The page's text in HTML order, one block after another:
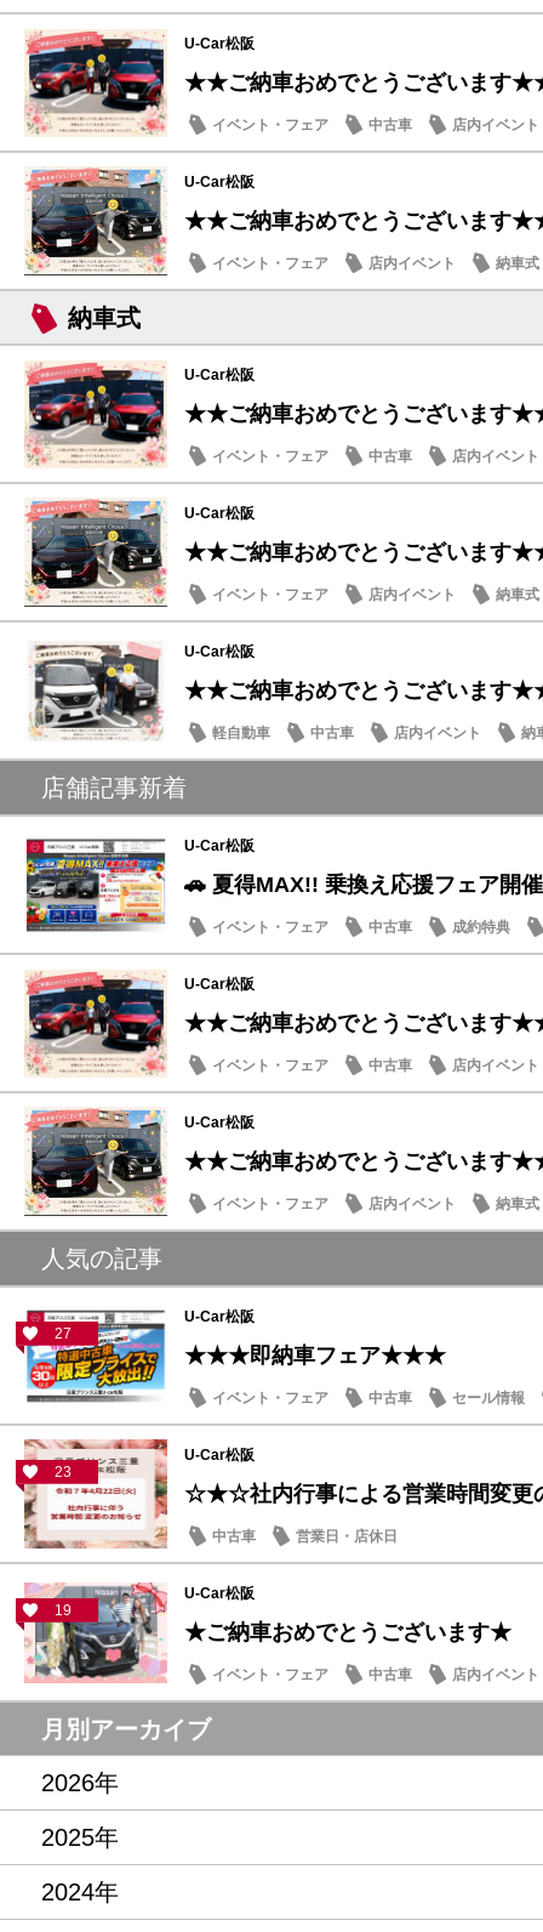
U-Car松阪
★★ご納車おめでとうございます
イベント・フェア 中古車 店内イベント
U-Car松阪
★★ご納車おめでとうございます
イベント・フェア 店内イベント 納車式
納車式
U-Car松阪
★★ご納車おめでとうございます
イベント・フェア 中古車 店内イベント
U-Car松阪
★★ご納車おめでとうございます
イベント・フェア 店内イベント 納車式
U-Car松阪
★★ご納車おめでとうございます
軽自動車 中古車 店内イベント 納
店舗記事新着
U-Car松阪
🚗 夏得MAX!! 乗換え応援フェア開
イベント・フェア 中古車 成約特典
U-Car松阪
★★ご納車おめでとうございます
イベント・フェア 中古車 店内イベント
U-Car松阪
★★ご納車おめでとうございます
イベント・フェア 店内イベント 納車式
人気の記事
27
U-Car松阪
★★★即納車フェア★★★
イベント・フェア 中古車 セール情報
23
U-Car松阪
☆★☆社内行事による営業時間変
中古車 営業日・店休日
19
U-Car松阪
★ご納車おめでとうございます★
イベント・フェア 中古車 店内イベント
月別アーカイブ
2026年
2025年
2024年